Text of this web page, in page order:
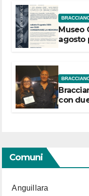
Museo
agosto
con
Comuni
Anguillara